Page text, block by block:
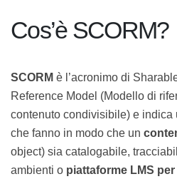
Cos’è SCORM?
SCORMè l’acronimo di
Reference Model (Modello di
di contenuto condivisibile) e
tecniciche fanno in modo che
formativo(learning object)
e riutilizzabile in diversi